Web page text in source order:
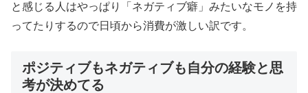
と感じる人はやっぱり「ネガティブ癖」みたいなモノを持
ってたりするので日頃から消費が激しい訳です。
ポジティブもネガティブも自分の経験と思
考が決めてる